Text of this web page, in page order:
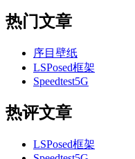
热门文章
序目壁纸
LSPosed框架
Speedtest5G
热评文章
LSPosed框架